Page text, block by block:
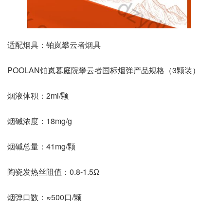
适配烟具：铂岚攀云者烟具
POOLAN铂岚暮庭院攀云者国标烟弹产品规格（3颗装）
烟液体积：2ml/颗
烟碱浓度：18mg/g
烟碱总量：41mg/颗
陶瓷发热丝阻值：0.8-1.5Ω
烟弹口数：≈500口/颗